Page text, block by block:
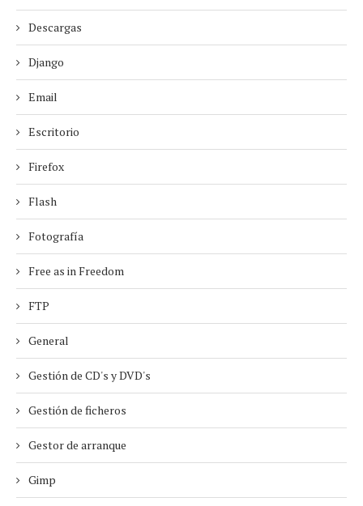
Descargas
Django
Email
Escritorio
Firefox
Flash
Fotografía
Free as in Freedom
FTP
General
Gestión de CD's y DVD's
Gestión de ficheros
Gestor de arranque
Gimp